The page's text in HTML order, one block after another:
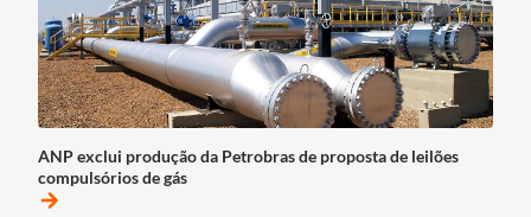
ANP exclui produção da Petrobras de proposta de leilões
compulsórios de gás
arrow_forward